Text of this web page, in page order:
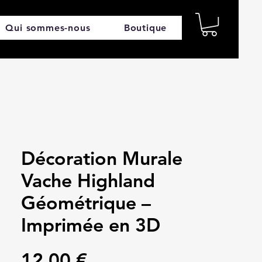
Qui sommes-nous Boutique
Décoration Murale
Vache Highland
Géométrique –
Imprimée en 3D